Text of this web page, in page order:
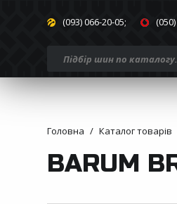
(093) 066-20-05;
Головна Каталог товарів
BARUM